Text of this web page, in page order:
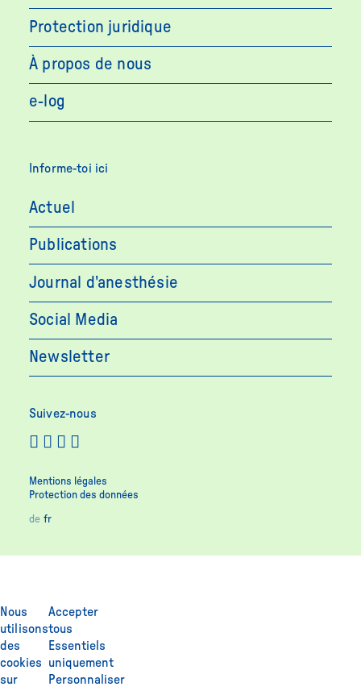
Protection juridique
À propos de nous
e-log
Informe-toi ici
Actuel
Publications
Journal d'anesthésie
Social Media
Newsletter
Suivez-nous
Mentions légales
Protection des données
de fr
Nous
utilisons
des
cookies
sur
Accepter
tous
Essentiels
uniquement
Personnaliser